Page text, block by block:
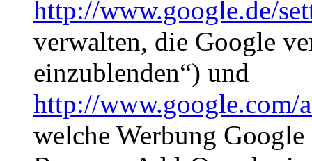
http://www.google.de/
verwalten, die Google
einzublenden“) und
http://www.google.com/
welche Werbung